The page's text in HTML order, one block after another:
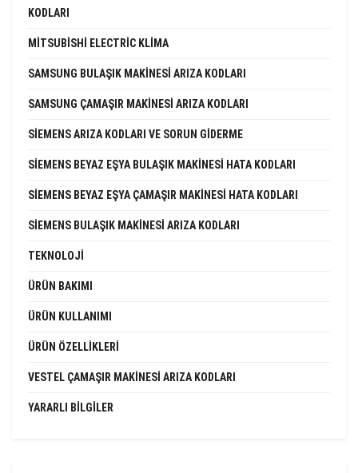
KODLARI
MITSUBISHI ELECTRIC KLIMA
SAMSUNG BULAŞIK MAKINESI ARIZA KODLARI
SAMSUNG ÇAMAŞIR MAKINESI ARIZA KODLARI
SIEMENS ARIZA KODLARI VE SORUN GIDERME
SIEMENS BEYAZ EŞYA BULAŞIK MAKINESI HATA KODLARI
SIEMENS BEYAZ EŞYA ÇAMAŞIR MAKINESI HATA KODLARI
SIEMENS BULAŞIK MAKINESI ARIZA KODLARI
TEKNOLOJI
ÜRÜN BAKIMI
ÜRÜN KULLANIMI
ÜRÜN ÖZELLIKLERI
VESTEL ÇAMAŞIR MAKINESI ARIZA KODLARI
YARARLI BILGILER